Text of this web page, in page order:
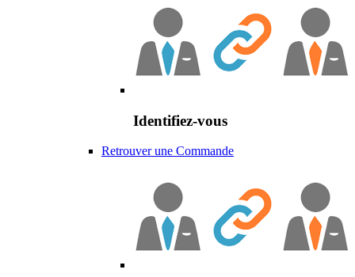
Identifiez-vous
Retrouver une Commande